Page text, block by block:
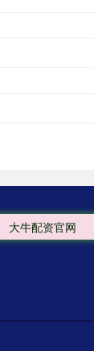
大牛配资官网